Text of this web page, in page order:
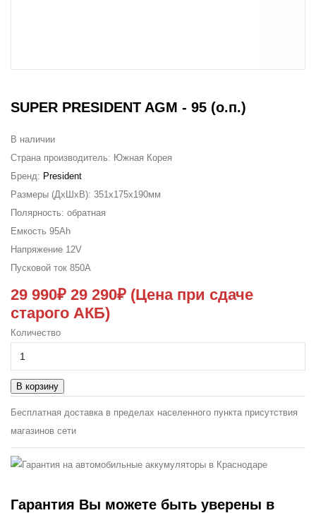
SUPER PRESIDENT AGM - 95 (о.п.)
В наличии
Страна производитель: Южная Корея
Бренд: President
Размеры (ДxШxВ): 351x175x190мм
Полярность: обратная
Емкость 95Ah
Напряжение 12V
Пусковой ток 850A
29 990₽ 29 290₽ (Цена при сдаче
старого АКБ)
Количество
В корзину
Бесплатная доставка в пределах населенного пункта присутствия
магазинов сети
Гарантия Вы можете быть уверены в